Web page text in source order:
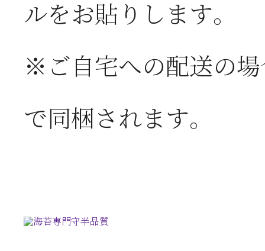
ルをお貼りします。
※ご自宅への配送の
で同梱されます。